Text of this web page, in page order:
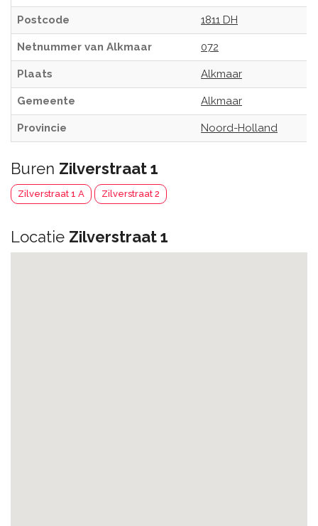
Postcode 1811 DH
Netnummer van Alkmaar 072
Plaats Alkmaar
Gemeente Alkmaar
Provincie Noord-Holland
Buren Zilverstraat 1
Zilverstraat 1 A Zilverstraat 2
Locatie Zilverstraat 1